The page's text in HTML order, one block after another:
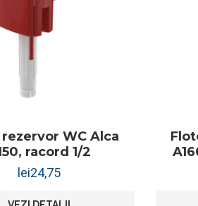
WC Alca
racord 1/2
lei24,75